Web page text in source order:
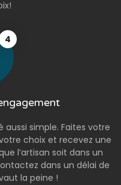
4
aussi simple. Faites votre
choix et recevez une
l’artisan soit dans un
dans un délai de
la peine !